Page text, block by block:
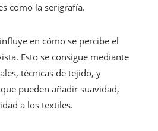
como la serigrafía.
en cómo se percibe el
Esto se consigue mediante
técnicas de tejido, y
pueden añadir suavidad,
a los textiles.